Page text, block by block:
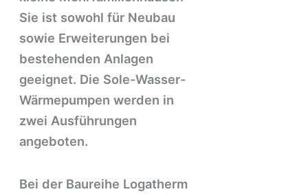
Sie ist sowohl für Neubau
sowie Erweiterungen bei
bestehenden Anlagen
geeignet. Die Sole-Wasser-
Wärmepumpen werden in
zwei Ausführungen
angeboten.
Bei der Baureihe Logatherm